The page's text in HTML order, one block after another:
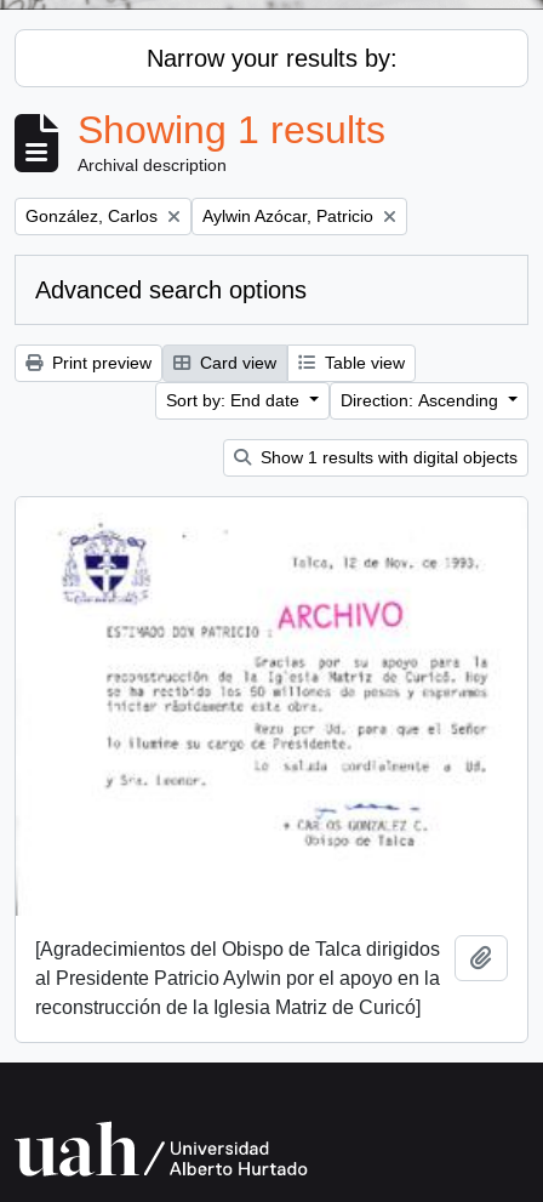
Narrow your results by:
Showing 1 results
Archival description
Remove filter:
González, Carlos Remove filter:
Aylwin Azócar, Patricio
Advanced search options
Print preview Card view
Table view
Sort by: End date
Direction: Ascending
Show 1 results with digital objects
[Agradecimientos del Obispo de Talca dirigidos
al Presidente Patricio Aylwin por el apoyo en la
reconstrucción de la Iglesia Matriz de Curicó]